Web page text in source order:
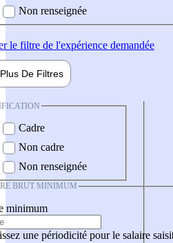
Non renseignée
le filtre de l'expérience demandée
Plus De Filtres
Cadre
Non cadre
Non renseignée
BRUT MINIMUM
minimum
une périodicité pour le salaire saisi